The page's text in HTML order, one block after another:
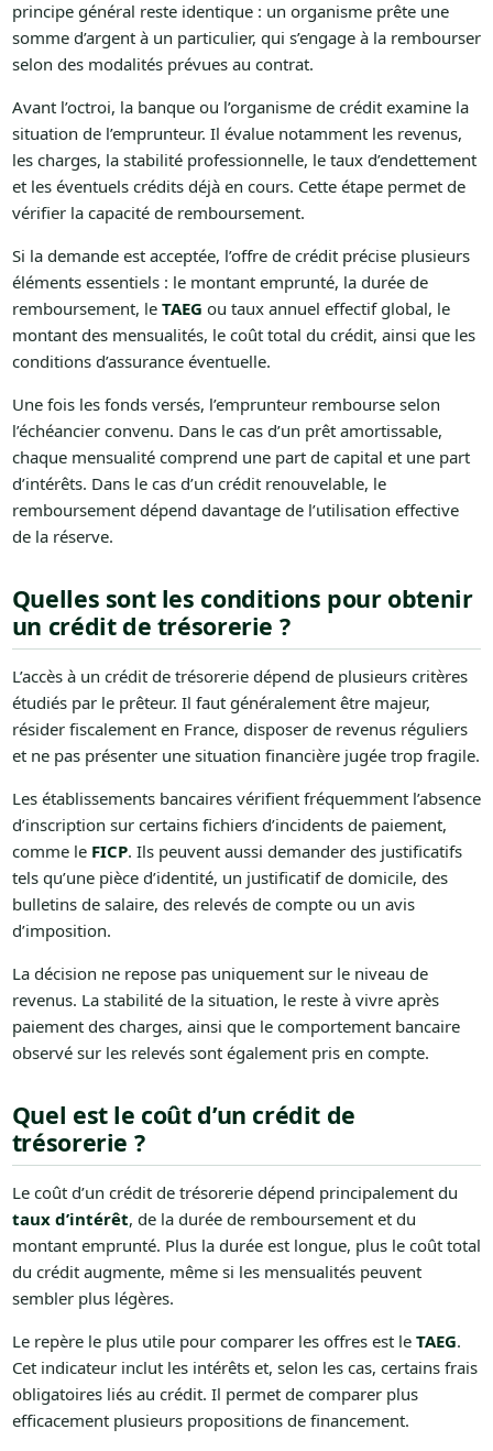
principe général reste identique : un organisme prête une
somme d’argent à un particulier, qui s’engage à la rembourser
selon des modalités prévues au contrat.
Avant l’octroi, la banque ou l’organisme de crédit examine la
situation de l’emprunteur. Il évalue notamment les revenus,
les charges, la stabilité professionnelle, le taux d’endettement
et les éventuels crédits déjà en cours. Cette étape permet de
vérifier la capacité de remboursement.
Si la demande est acceptée, l’offre de crédit précise plusieurs
éléments essentiels : le montant emprunté, la durée de
remboursement, le TAEG ou taux annuel effectif global, le
montant des mensualités, le coût total du crédit, ainsi que les
conditions d’assurance éventuelle.
Une fois les fonds versés, l’emprunteur rembourse selon
l’échéancier convenu. Dans le cas d’un prêt amortissable,
chaque mensualité comprend une part de capital et une part
d’intérêts. Dans le cas d’un crédit renouvelable, le
remboursement dépend davantage de l’utilisation effective
de la réserve.
Quelles sont les conditions pour obtenir
un crédit de trésorerie ?
L’accès à un crédit de trésorerie dépend de plusieurs critères
étudiés par le prêteur. Il faut généralement être majeur,
résider fiscalement en France, disposer de revenus réguliers
et ne pas présenter une situation financière jugée trop fragile.
Les établissements bancaires vérifient fréquemment l’absence
d’inscription sur certains fichiers d’incidents de paiement,
comme le FICP. Ils peuvent aussi demander des justificatifs
tels qu’une pièce d’identité, un justificatif de domicile, des
bulletins de salaire, des relevés de compte ou un avis
d’imposition.
La décision ne repose pas uniquement sur le niveau de
revenus. La stabilité de la situation, le reste à vivre après
paiement des charges, ainsi que le comportement bancaire
observé sur les relevés sont également pris en compte.
Quel est le coût d’un crédit de
trésorerie ?
Le coût d’un crédit de trésorerie dépend principalement du
taux d’intérêt, de la durée de remboursement et du
montant emprunté. Plus la durée est longue, plus le coût total
du crédit augmente, même si les mensualités peuvent
sembler plus légères.
Le repère le plus utile pour comparer les offres est le TAEG.
Cet indicateur inclut les intérêts et, selon les cas, certains frais
obligatoires liés au crédit. Il permet de comparer plus
efficacement plusieurs propositions de financement.